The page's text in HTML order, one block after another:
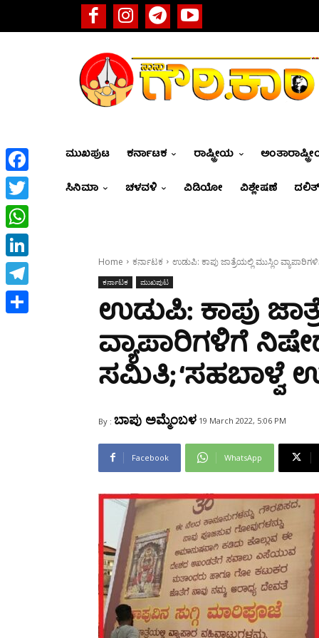
ಮುಖಪುಟ ಕರ್ನಾಟಕ ರಾಷ್ಟ್ರೀಯ
ಸಿನಿಮಾ
ಚಳವಳಿ ವಿಡಿಯೋ ವಿಶ್ಲೇಷಣೆ ದಲಿತ್
Home ಕರ್ನಾಟಕ ಉಡುಪಿ: ಕಾಪು ಜಾತ್ರೆಯಲ್ಲಿ ಮುಸ್ಲಿಂ
ಕರ್ನಾಟಕ ಮುಖಪುಟ
ಉಡುಪಿ: ಕಾಪು
ವ್ಯಾಪಾರಿಗಳಿಗೆ
ಸಮಿತಿ; ‘ಸಹಬಾಳ್ವೆ
By : ಬಾಪು ಅಮ್ಮೆಂಬಳ 19 March 2022, 5:06 PM
Facebook WhatsApp
Facebook
Twitter
WhatsApp
LinkedIn
Telegram